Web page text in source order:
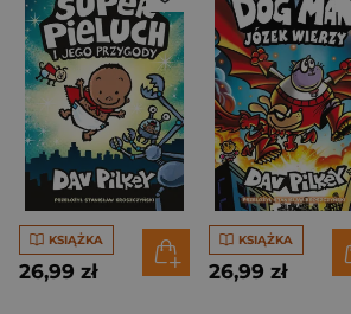
KSIĄŻKA
26,99 zł
KSIĄŻKA
26,99 zł